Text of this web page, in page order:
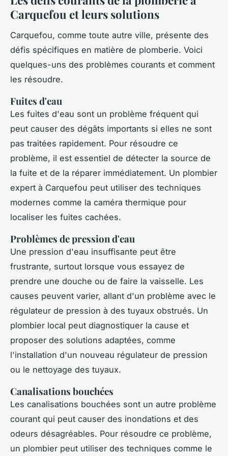
Carquefou et leurs solutions
Carquefou, comme toute autre ville, présente des
défis spécifiques en matière de plomberie. Voici
quelques-uns des problèmes courants et comment
les résoudre.
Fuites d'eau
Les fuites d'eau sont un problème fréquent qui
peut causer des dégâts importants si elles ne sont
pas traitées rapidement. Pour résoudre ce
problème, il est essentiel de détecter la source de
la fuite et de la réparer immédiatement. Un plombier
expert à Carquefou peut utiliser des techniques
modernes comme la caméra thermique pour
localiser les fuites cachées.
Problèmes de pression d'eau
Une pression d'eau insuffisante peut être
frustrante, surtout lorsque vous essayez de
prendre une douche ou de faire la vaisselle. Les
causes peuvent varier, allant d'un problème avec le
régulateur de pression à des tuyaux obstrués. Un
plombier local peut diagnostiquer la cause et
proposer des solutions adaptées, comme
l'installation d'un nouveau régulateur de pression
ou le nettoyage des tuyaux.
Canalisations bouchées
Les canalisations bouchées sont un autre problème
courant qui peut causer des inondations et des
odeurs désagréables. Pour résoudre ce problème,
un plombier peut utiliser des techniques comme le